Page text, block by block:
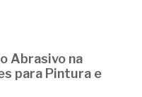
Abrasivo na
para Pintura e